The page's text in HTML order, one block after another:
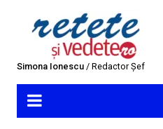
Simona Ionescu/ Redactor Șef